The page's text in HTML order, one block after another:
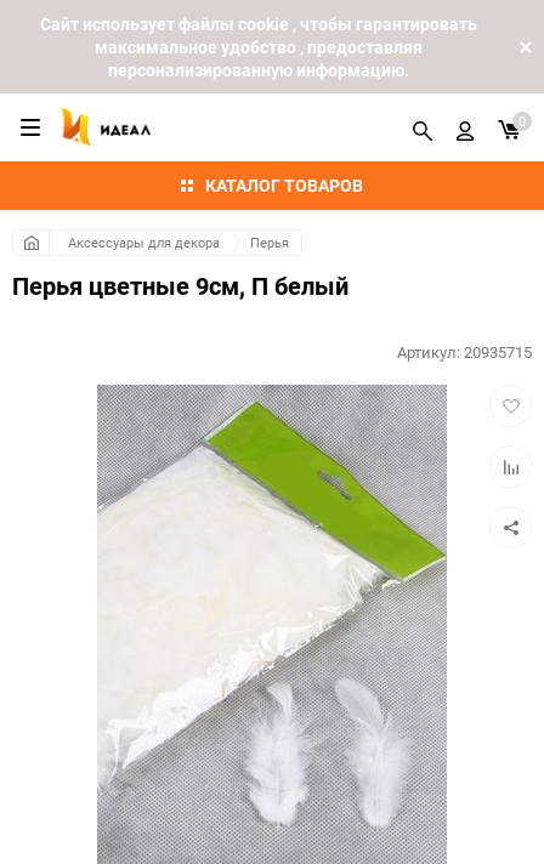
Cайт использует файлы cookie , чтобы гарантировать
максимальное удобство , предоставляя
персонализированную информацию.
КАТАЛОГ ТОВАРОВ
0
Аксессуары для декора Перья
Перья цветные 9см, П белый
Артикул:20935715